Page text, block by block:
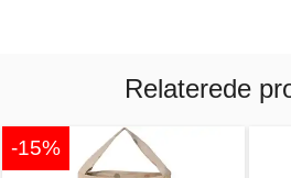
Relaterede
-15%